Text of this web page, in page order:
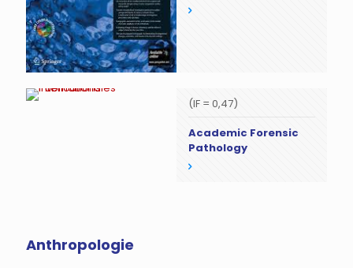
(IF = 0,47)
Academic Forensic
Pathology
Anthropologie